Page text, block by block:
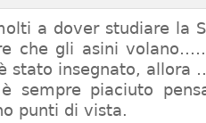
a dover studiare la
che gli asini
stato insegnato,
sempre piaciuto
punti di vista.